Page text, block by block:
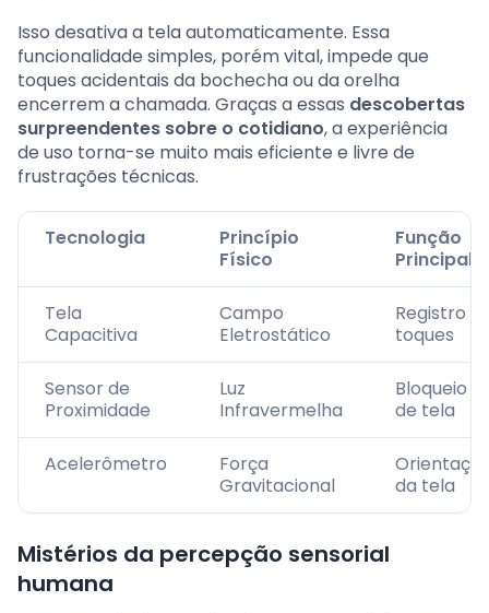
Isso desativa a tela automaticamente. Essa
funcionalidade simples, porém vital, impede que
toques acidentais da bochecha ou da orelha
encerrem a chamada. Graças a essas descobertas
surpreendentes sobre o cotidiano, a experiência
de uso torna-se muito mais eficiente e livre de
frustrações técnicas.
Tecnologia
Princípio
Físico
Função
Principal
Tela
Capacitiva
Campo
Eletrostático
Registro
toques
Sensor de
Proximidade
Luz
Infravermelha
Bloqueio
de tela
Acelerômetro
Força
Gravitacional
da tela
Mistérios da percepção sensorial
humana